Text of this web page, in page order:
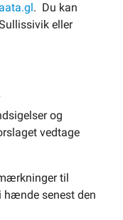
. Du kan
eller
og
vedtage
til
hænde senest den